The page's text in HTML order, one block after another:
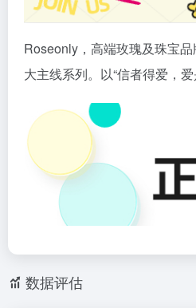
Roseonly，高端玫瑰及珠宝品
大主线系列。以“信者得爱，
数据评估